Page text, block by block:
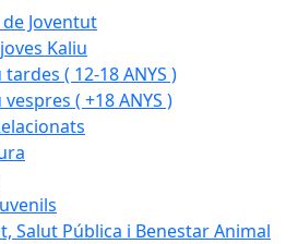
de Joventut
Kaliu
tardes ( 12-18 ANYS )
vespres ( +18 ANYS )
Salut Pública i Benestar Animal